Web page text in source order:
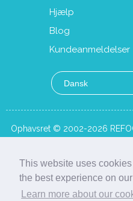
This website uses
the best experience on
Learn more about our
Hjælp
Blog
Kundeanmeldelser
Ophavsret © 2002-2026
REFOG er kun beregnet til at
efter forudgående oplysning
enhed, der ejes af